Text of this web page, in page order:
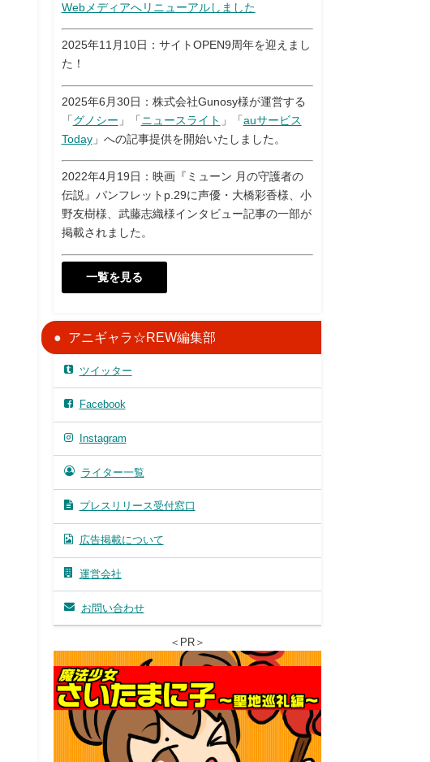
Webメディアへリニューアルしました
2025年11月10日：サイトOPEN9周年を迎えまし
た！
2025年6月30日：株式会社Gunosy様が運営する
「 グノシー 」「 ニュースライト 」「auサービス
Today」への記事提供を開始いたしました。
2022年4月19日：映画『ミューン 月の守護者の
伝説』パンフレットp.29に声優・大橋彩香様、小
野友樹様、武藤志織様インタビュー記事の一部が
掲載されました。
一覧を見る
アニギャラ☆REW編集部
ツイッター
Facebook
Instagram
ライター一覧
プレスリリース受付窓口
広告掲載について
運営会社
お問い合わせ
＜PR＞